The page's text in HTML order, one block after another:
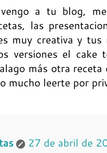
a tu blog,
las
muy creativa y
versiones el cake
más otra
mucho leerte por
27 de abril de